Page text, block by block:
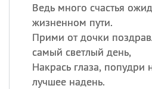
Ведь много счастья
жизненном пути.
Прими от дочки
самый светлый день,
Накрась глаза, попудри
лучшее надень.